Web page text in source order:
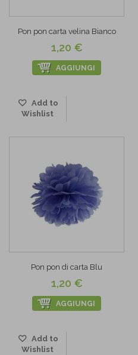
Pon pon carta velina Bianco
1,20 €
AGGIUNGI
Add to
Wishlist
Pon pon di carta Blu
1,20 €
AGGIUNGI
Add to
Wishlist